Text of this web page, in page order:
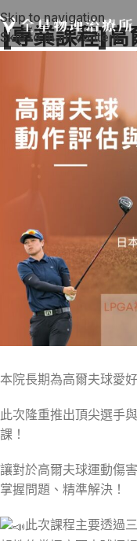
Skip to navigation
Skip to main content
[專業課程]高
本院長期為高爾夫球愛
此次隆重推出頂尖選手
課！
讓對於高爾夫球運動傷
掌握問題、精準解決！
此次課程主要透過